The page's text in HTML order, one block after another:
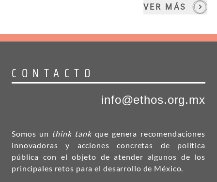
VER MÁS
CONTACTO
info@ethos.org.mx
Somos un think tankque genera recomendaciones
innovadoras y acciones concretas de política
pública con el objeto de atender algunos de los
principales retos para el desarrollo de México.